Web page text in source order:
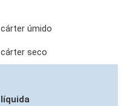
cárter úmido
cárter seco
líquida